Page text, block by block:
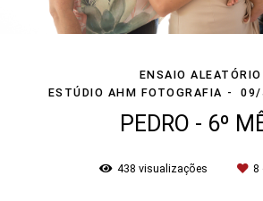
ENSAIO ALEATÓRIO
ESTÚDIO AHM FOTOGRAFIA
09/
PEDRO - 6º
438 visualizações 8